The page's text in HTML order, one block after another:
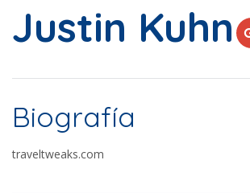
Justin Kuhn
Biografía
traveltweaks.com